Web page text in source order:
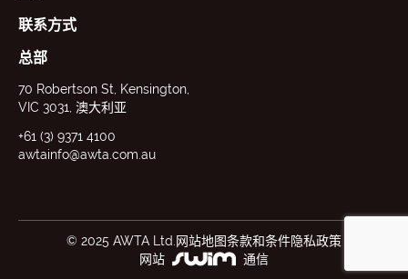
联系方式
总部
70 Robertson St, Kensington,
VIC 3031, 澳大利亚
+61 (3) 9371 4100
awtainfo@awta.com.au
© 2025 AWTA Ltd. 网站地图条款和条件隐私政策
网站
通信